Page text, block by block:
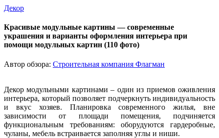
Декор
Красивые модульные картины — современные
украшения и варианты оформления интерьера при
помощи модульных картин (110 фото)
Автор обзора: Строительная компания Флагман
Декор модульными картинами – один из приемов оживления
интерьера, который позволяет подчеркнуть индивидуальность
и вкус хозяев. Планировка современного жилья, вне
зависимости от площади помещения, подчиняется
функциональным требованиям: оборудуются гардеробные,
чуланы, мебель встраивается заполняя углы и ниши.